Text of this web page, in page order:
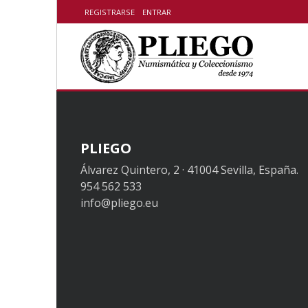
REGISTRARSE ENTRAR
PLIEGO
Álvarez Quintero, 2 · 41004 Sevilla, España.
954 562 533
info@pliego.eu